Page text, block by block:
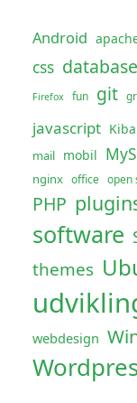
Android
css database
Firefox fun git
javascript
mail mobil
nginx office open
PHP
software
themes
webdesign